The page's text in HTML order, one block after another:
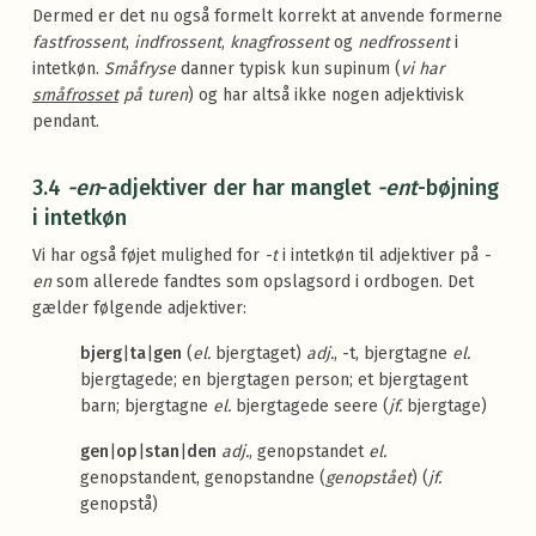
Dermed er det nu også formelt korrekt at anvende formerne
fastfrossent, indfrossent, knagfrossentog nedfrossenti
intetkøn. Småfrysedanner typisk kun supinum (vi har
småfrossetpå turen) og har altså ikke nogen adjektivisk
pendant.
3.4 -en-adjektiver der har manglet -ent-bøjning
i intetkøn
Vi har også føjet mulighed for -ti intetkøn til adjektiver på -
ensom allerede fandtes som opslagsord i ordbogen. Det
gælder følgende adjektiver:
bjerg| ta| gen (el.bjergtaget) adj., -t, bjergtagne el.
bjergtagede; en bjergtagen person; et bjergtagent
barn; bjergtagne el.bjergtagede seere (jf.bjergtage)
gen op stan den adj., genopstandet el.
genopstandent, genopstandne (genopstået) (jf.
genopstå)